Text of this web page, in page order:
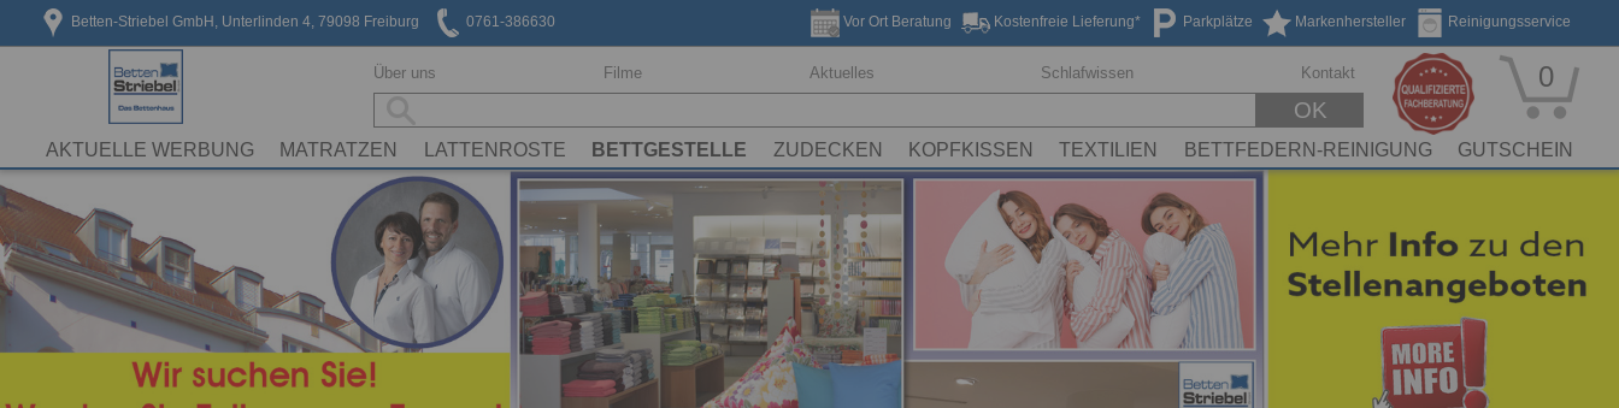
Betten-Striebel GmbH, Unterlinden 4, 79098 Freiburg 0761-386630 Reinigungsservice
Markenhersteller
Parkplätze
Kostenfreie Lieferung*
Vor Ort Beratung
Über uns Filme Aktuelles Schlafwissen Kontakt
OK
0
AKTUELLE WERBUNG MATRATZEN LATTENROSTE BETTGESTELLE ZUDECKEN KOPFKISSEN TEXTILIEN BETTFEDERN-REINIGUNG GUTSCHEIN